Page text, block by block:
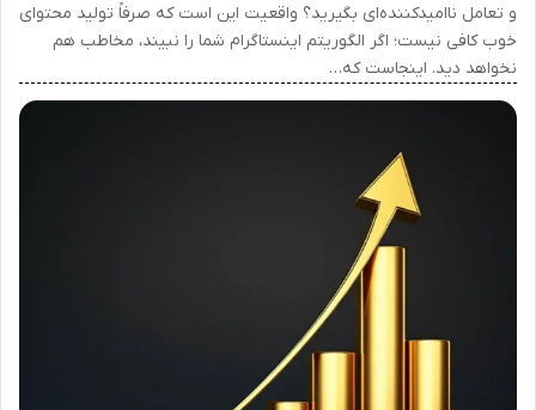
و تعامل ناامیدکننده‌ای بگیرید؟ واقعیت این است که صرفاً تولید محتوای
خوب کافی نیست؛ اگر الگوریتم اینستاگرام شما را نبیند، مخاطب هم
نخواهد دید. اینجاست که…